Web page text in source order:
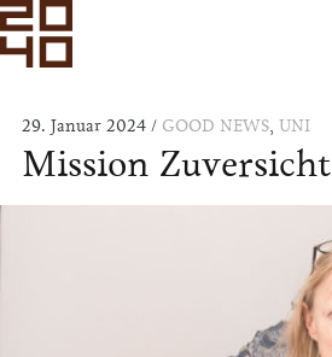
29. Januar 2024 GOOD NEWS, UNI
Mission Zuversicht